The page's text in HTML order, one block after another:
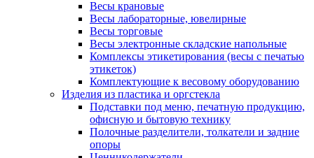
Весы крановые
Весы лабораторные, ювелирные
Весы торговые
Весы электронные складские напольные
Комплексы этикетирования (весы с печатью
этикеток)
Комплектующие к весовому оборудованию
Изделия из пластика и оргстекла
Подставки под меню, печатную продукцию,
офисную и бытовую технику
Полочные разделители, толкатели и задние
опоры